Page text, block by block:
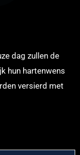
dag zullen de
hun hartenwens
versierd met